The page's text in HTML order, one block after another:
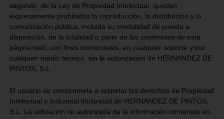
segundo, de la Ley de Propiedad Intelectual, quedan
expresamente prohibidas la reproducción, la distribución y la
comunicación pública, incluida su modalidad de puesta a
disposición, de la totalidad o parte de los contenidos de esta
página web, con fines comerciales, en cualquier soporte y por
cualquier medio técnico, sin la autorización de HERNANDEZ DE
PINTOS, S.L. .
El usuario se compromete a respetar los derechos de Propiedad
Intelectual e Industrial titularidad de HERNANDEZ DE PINTOS,
S.L. La utilización no autorizada de la información contenida en